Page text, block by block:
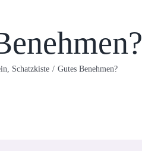
Schatzkiste / Gutes Benehmen?